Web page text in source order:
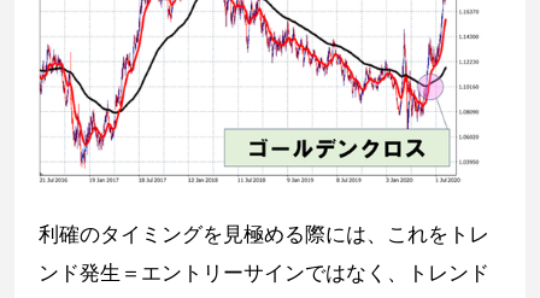
利確のタイミングを見極める際には、これをトレ
ンド発生＝エントリーサインではなく、トレンド